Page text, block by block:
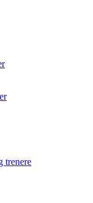
trenere